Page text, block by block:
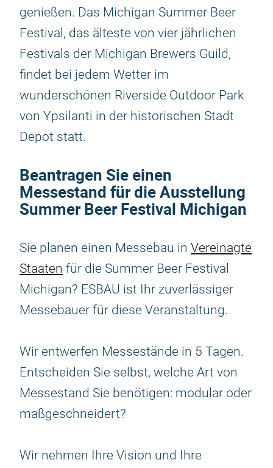
genießen. Das Michigan Summer Beer
Festival, das älteste von vier jährlichen
Festivals der Michigan Brewers Guild,
findet bei jedem Wetter im
wunderschönen Riverside Outdoor Park
von Ypsilanti in der historischen Stadt
Depot statt.
Beantragen Sie einen
Messestand für die Ausstellung
Summer Beer Festival Michigan
Sie planen einen Messebau in Vereinagte
Staaten für die Summer Beer Festival
Michigan? ESBAU ist Ihr zuverlässiger
Messebauer für diese Veranstaltung.
Wir entwerfen Messestände in 5 Tagen.
Entscheiden Sie selbst, welche Art von
Messestand Sie benötigen: modular oder
maßgeschneidert?
Wir nehmen Ihre Vision und Ihre